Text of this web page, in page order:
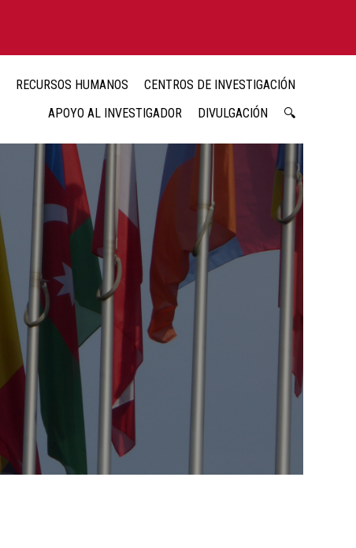
RECURSOS HUMANOS
CENTROS DE INVESTIGACIÓN
APOYO AL INVESTIGADOR
DIVULGACIÓN 🔍